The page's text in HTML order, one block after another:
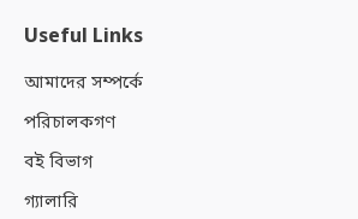
Useful Links
আমাদের সম্পর্কে
পরিচালকগণ
বই বিভাগ
গ্যালারি